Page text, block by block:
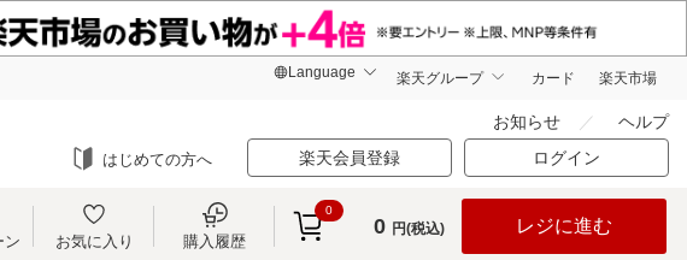
楽天グループ カード 楽天市場
お知らせ ヘルプ
はじめての方へ 楽天会員登録 ログイン
ン お気に入り 購入履歴
0
0 円(税込) レジに進む